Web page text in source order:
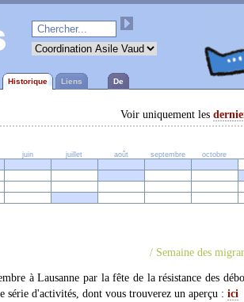
Historique Liens De
Voir uniquement les
juin juillet août septembre octobre
/ Semaine des
à Lausanne par la fête de la résistance des
série d'activités, dont vous trouverez un aperçu : ici